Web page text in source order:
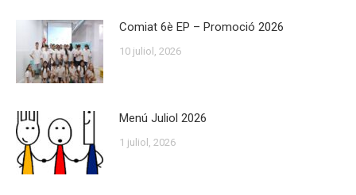
Comiat 6è EP – Promoció 2026
10 juliol, 2026
Menú Juliol 2026
1 juliol, 2026